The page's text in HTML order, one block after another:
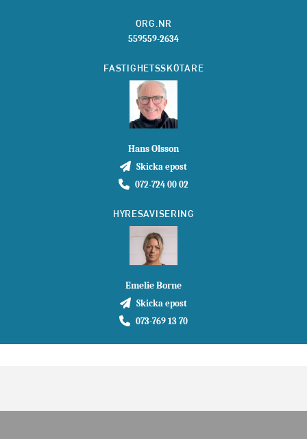
ORG.NR
559559-2634
FASTIGHETSSKÖTARE
Hans Olsson
Skicka epost
072-724 00 02
HYRESAVISERING
Emelie Borne
Skicka epost
073-769 13 70